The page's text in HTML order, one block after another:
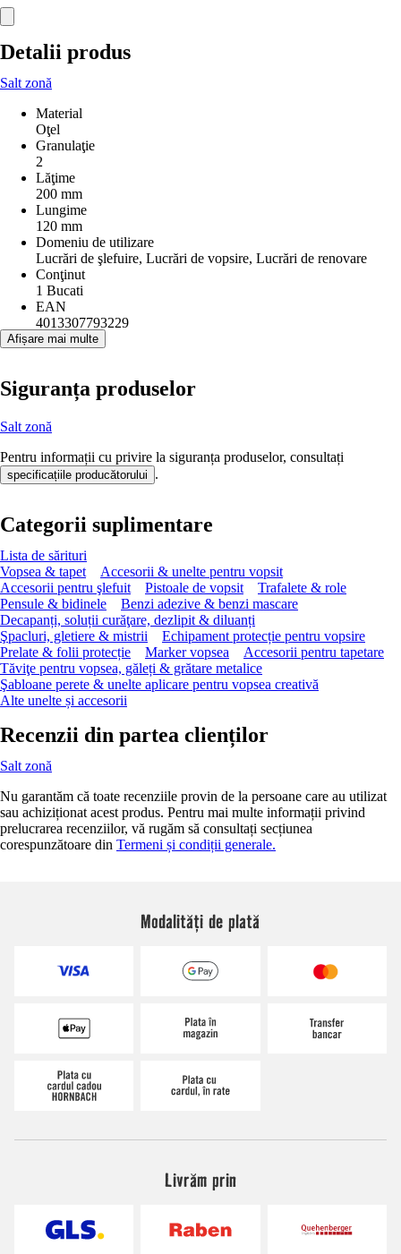
Detalii produs
Salt zonă
Material
Oţel
Granulaţie
2
Lăţime
200 mm
Lungime
120 mm
Domeniu de utilizare
Lucrări de şlefuire, Lucrări de vopsire, Lucrări de renovare
Conţinut
1 Bucati
EAN
4013307793229
Afișare mai multe
Siguranța produselor
Salt zonă
Pentru informații cu privire la siguranța produselor, consultați
specificațiile producătorului .
Categorii suplimentare
Lista de sărituri
Vopsea & tapet
Accesorii & unelte pentru vopsit
Accesorii pentru şlefuit
Pistoale de vopsit
Trafalete & role
Pensule & bidinele
Benzi adezive & benzi mascare
Decapanți, soluții curăţare, dezlipit & diluanți
Şpacluri, gletiere & mistrii
Echipament protecție pentru vopsire
Prelate & folii protecție
Marker vopsea
Accesorii pentru tapetare
Tăviţe pentru vopsea, găleți & grătare metalice
Şabloane perete & unelte aplicare pentru vopsea creativă
Alte unelte și accesorii
Recenzii din partea clienților
Salt zonă
Nu garantăm că toate recenziile provin de la persoane care au utilizat
sau achiziționat acest produs. Pentru mai multe informații privind
prelucrarea recenziilor, vă rugăm să consultați secțiunea
corespunzătoare din Termeni și condiții generale.
Modalități de plată
Livrăm prin